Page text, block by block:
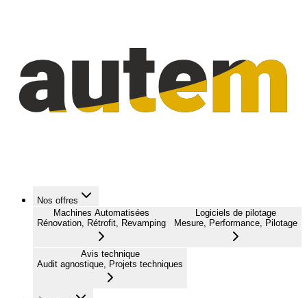
Nos offres
Machines Automatisées
Rénovation, Rétrofit, Revamping
Logiciels de pilotage
Mesure, Performance, Pilotage
Avis technique
Audit agnostique, Projets techniques